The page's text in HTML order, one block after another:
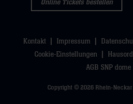
Online Tickets bestellen
Kontakt Impressum
Cookie-Einstellungen
AGB SNP dome
Copyright © 2026 Rhein-